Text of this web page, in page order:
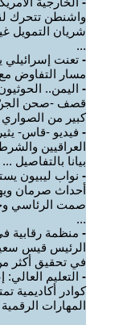
واشنطن تتحرك
شريان التمويل
...
- تعنت إسرائيلي
مسار التفاوض مع
- اليمن..
قصف -صحن
كبير من
- فيديو -قاس-
العراقيين
بيانا بالتفاصيل ...
- نواب ليبيون
أحداث صرمان
صمت الرئاسي
...
- منظمة رقابية
الرئيس قيس
في تحقيق أكثر من 8
- التعليم العالي:
كوادر أكاديمية
المهارات